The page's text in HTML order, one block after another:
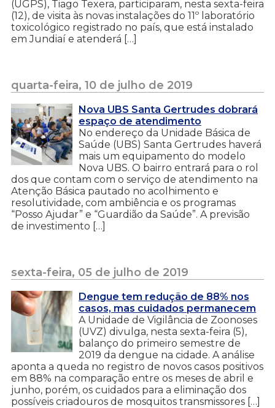
(UGPS), Tiago Texera, participaram, nesta sexta-feira
(12), de visita às novas instalações do 11º laboratório
toxicológico registrado no país, que está instalado
em Jundiaí e atenderá […]
quarta-feira, 10 de julho de 2019
Nova UBS Santa Gertrudes dobrará
espaço de atendimento
No endereço da Unidade Básica de
Saúde (UBS) Santa Gertrudes haverá
mais um equipamento do modelo
Nova UBS. O bairro entrará para o rol
dos que contam com o serviço de atendimento na
Atenção Básica pautado no acolhimento e
resolutividade, com ambiência e os programas
“Posso Ajudar” e “Guardião da Saúde”. A previsão
de investimento […]
sexta-feira, 05 de julho de 2019
Dengue tem redução de 88% nos
casos, mas cuidados permanecem
A Unidade de Vigilância de Zoonoses
(UVZ) divulga, nesta sexta-feira (5),
balanço do primeiro semestre de
2019 da dengue na cidade. A análise
aponta a queda no registro de novos casos positivos
em 88% na comparação entre os meses de abril e
junho, porém, os cuidados para a eliminação dos
possíveis criadouros de mosquitos transmissores […]